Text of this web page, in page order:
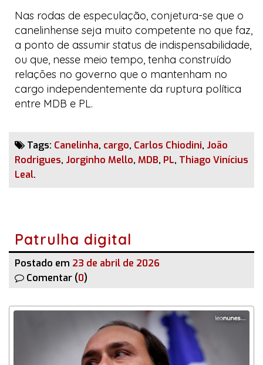
Nas rodas de especulação, conjetura-se que o
canelinhense seja muito competente no que faz,
a ponto de assumir status de indispensabilidade,
ou que, nesse meio tempo, tenha construído
relações no governo que o mantenham no
cargo independentemente da ruptura política
entre MDB e PL.
Tags: Canelinha, cargo, Carlos Chiodini, João
Rodrigues, Jorginho Mello, MDB, PL, Thiago Vinícius
Leal.
Patrulha digital
Postado em 23 de abril de 2026
Comentar (0)